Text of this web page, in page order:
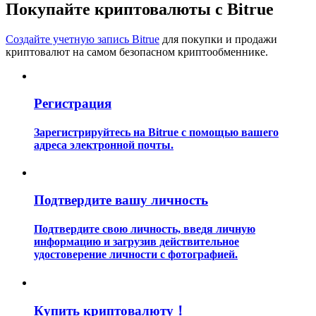
Гид
Руководство для начинающих по фьючерсам
Покупайте криптовалюты с Bitrue
Создайте учетную запись Bitrue для покупки и продажи
криптовалют на самом безопасном криптообменнике.
Регистрация
Зарегистрируйтесь на Bitrue с помощью вашего
адреса электронной почты.
Подтвердите вашу личность
Подтвердите свою личность, введя личную
информацию и загрузив действительное
удостоверение личности с фотографией.
Купить криптовалюту！